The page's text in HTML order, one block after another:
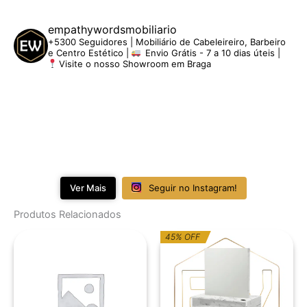
empathywordsmobiliario
+5300 Seguidores | Mobiliário de Cabeleireiro, Barbeiro
e Centro Estético |
Envio Grátis - 7 a 10 dias úteis |
Visite o nosso Showroom em Braga
Ver Mais Seguir no Instagram!
Produtos Relacionados
45% OFF O
preço
era:
1.230,62€.
O
preço
é:
676,84€.